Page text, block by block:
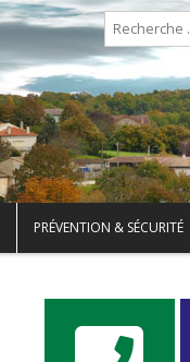
PRÉVENTION & SÉCURITÉ